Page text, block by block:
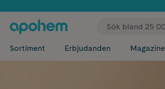
Sortiment Erbjudanden Magazine